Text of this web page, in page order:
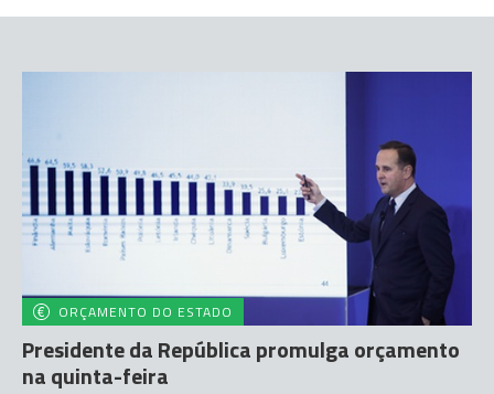
ORÇAMENTO DO ESTADO
Presidente da República promulga orçamento
na quinta-feira